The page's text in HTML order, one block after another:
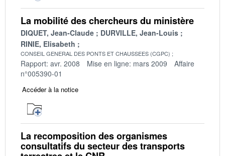
La mobilité des chercheurs du ministère
DIQUET, Jean-Claude
DURVILLE, Jean-Louis
RINIE, Elisabeth
CONSEIL GENERAL DES PONTS ET CHAUSSEES (CGPC)
Rapport: avr. 2008 Mise en ligne: mars 2009
Affaire
n°005390-01
Accéder à la notice
La recomposition des organismes
consultatifs du secteur des transports